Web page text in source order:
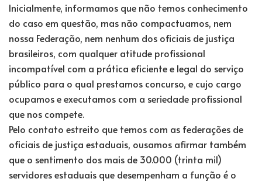
Inicialmente, informamos que não temos conhecimento
do caso em questão, mas não compactuamos, nem
nossa Federação, nem nenhum dos oficiais de justiça
brasileiros, com qualquer atitude profissional
incompatível com a prática eficiente e legal do serviço
público para o qual prestamos concurso, e cujo cargo
ocupamos e executamos com a seriedade profissional
que nos compete.
Pelo contato estreito que temos com as federações de
oficiais de justiça estaduais, ousamos afirmar também
que o sentimento dos mais de 30.000 (trinta mil)
servidores estaduais que desempenham a função é o